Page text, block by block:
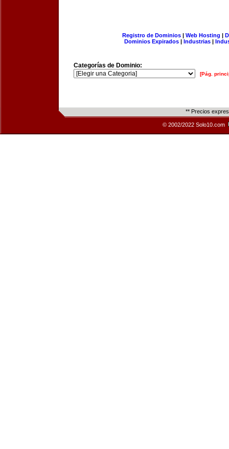
Registro de Dominios| Web Hosting |
Dominios Expirados | Industrias |
Categorías de Dominio:
[Pág.
** Precios
© 2002/2022 Solo10.com